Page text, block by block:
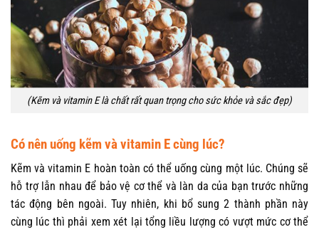
(Kẽm và vitamin E là chất rất quan trọng cho sức khỏe và sắc đẹp)
Có nên uống kẽm và vitamin E cùng lúc?
Kẽm và vitamin E hoàn toàn có thể uống cùng một lúc. Chúng sẽ
hỗ trợ lẫn nhau để bảo vệ cơ thể và làn da của bạn trước những
tác động bên ngoài. Tuy nhiên, khi bổ sung 2 thành phần này
cùng lúc thì phải xem xét lại tổng liều lượng có vượt mức cơ thể